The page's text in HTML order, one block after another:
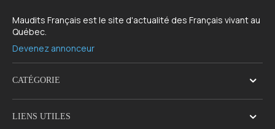
Maudits Français est le site d'actualité des Français vivant au
Québec.
Devenez annonceur
CATÉGORIE
LIENS UTILES